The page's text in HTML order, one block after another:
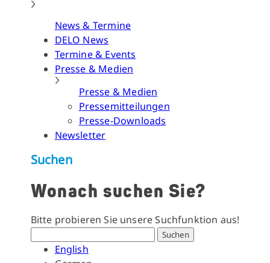
News & Termine
DELO News
Termine & Events
Presse & Medien
Presse & Medien
Pressemitteilungen
Presse-Downloads
Newsletter
Suchen
Wonach suchen Sie?
Bitte probieren Sie unsere Suchfunktion aus!
Suchen
English